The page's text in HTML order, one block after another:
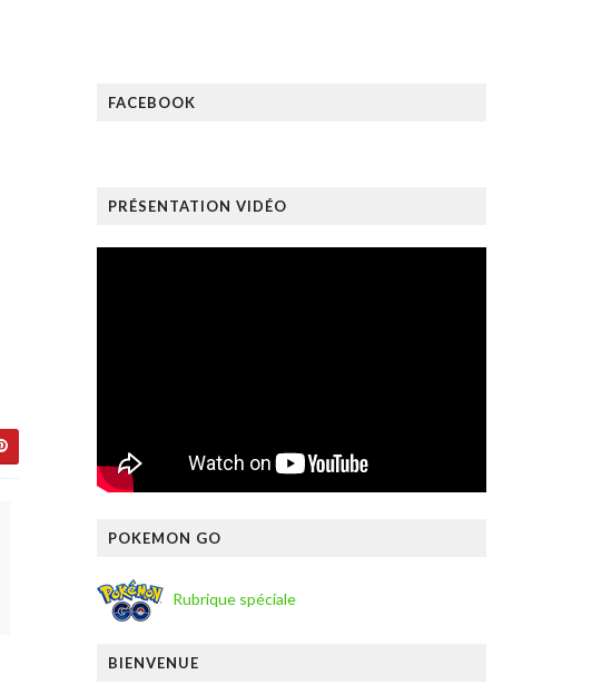
FACEBOOK
PRÉSENTATION VIDÉO
POKEMON GO
Rubrique spéciale
BIENVENUE